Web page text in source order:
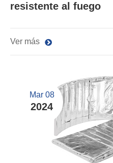
resistente al fuego
Ver más
Mar 08
2024